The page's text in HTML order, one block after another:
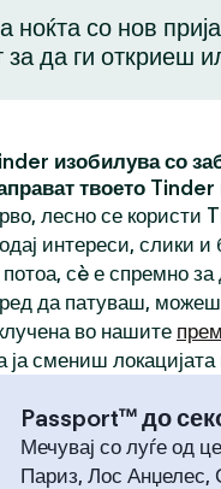
со нов
да ги откриеш
изобилува со
твоето
лесно се користи
интереси, слики и
сè е спремно
да патуваш,
во нашите
ја смениш
Passport™ до
Мечувај со луѓе од
Париз, Лос Анџелес,